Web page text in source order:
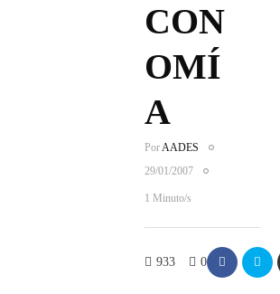
CON
OMÍ
A
PorAADES
29/01/2007
1 Minuto/s
933 0